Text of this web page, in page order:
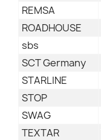
REMSA
ROADHOUSE
sbs
SCT Germany
STARLINE
STOP
SWAG
TEXTAR